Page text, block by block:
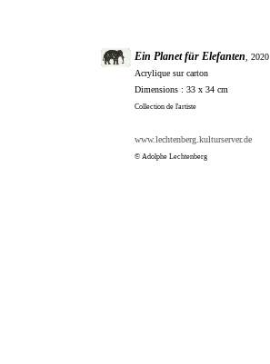
Ein Planet für Elefanten , 2020
Acrylique sur carton
Dimensions : 33 x 34 cm
Collection de l'artiste
www.lechtenberg.kulturserver.de
© Adolphe Lechtenberg